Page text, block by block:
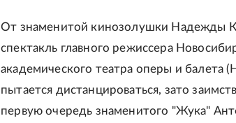
От знаменитой кинозолушки Надежды
спектакль главного режиссера
академического театра оперы и балета
пытается дистанцироваться, зато
первую очередь знаменитого "Жука"